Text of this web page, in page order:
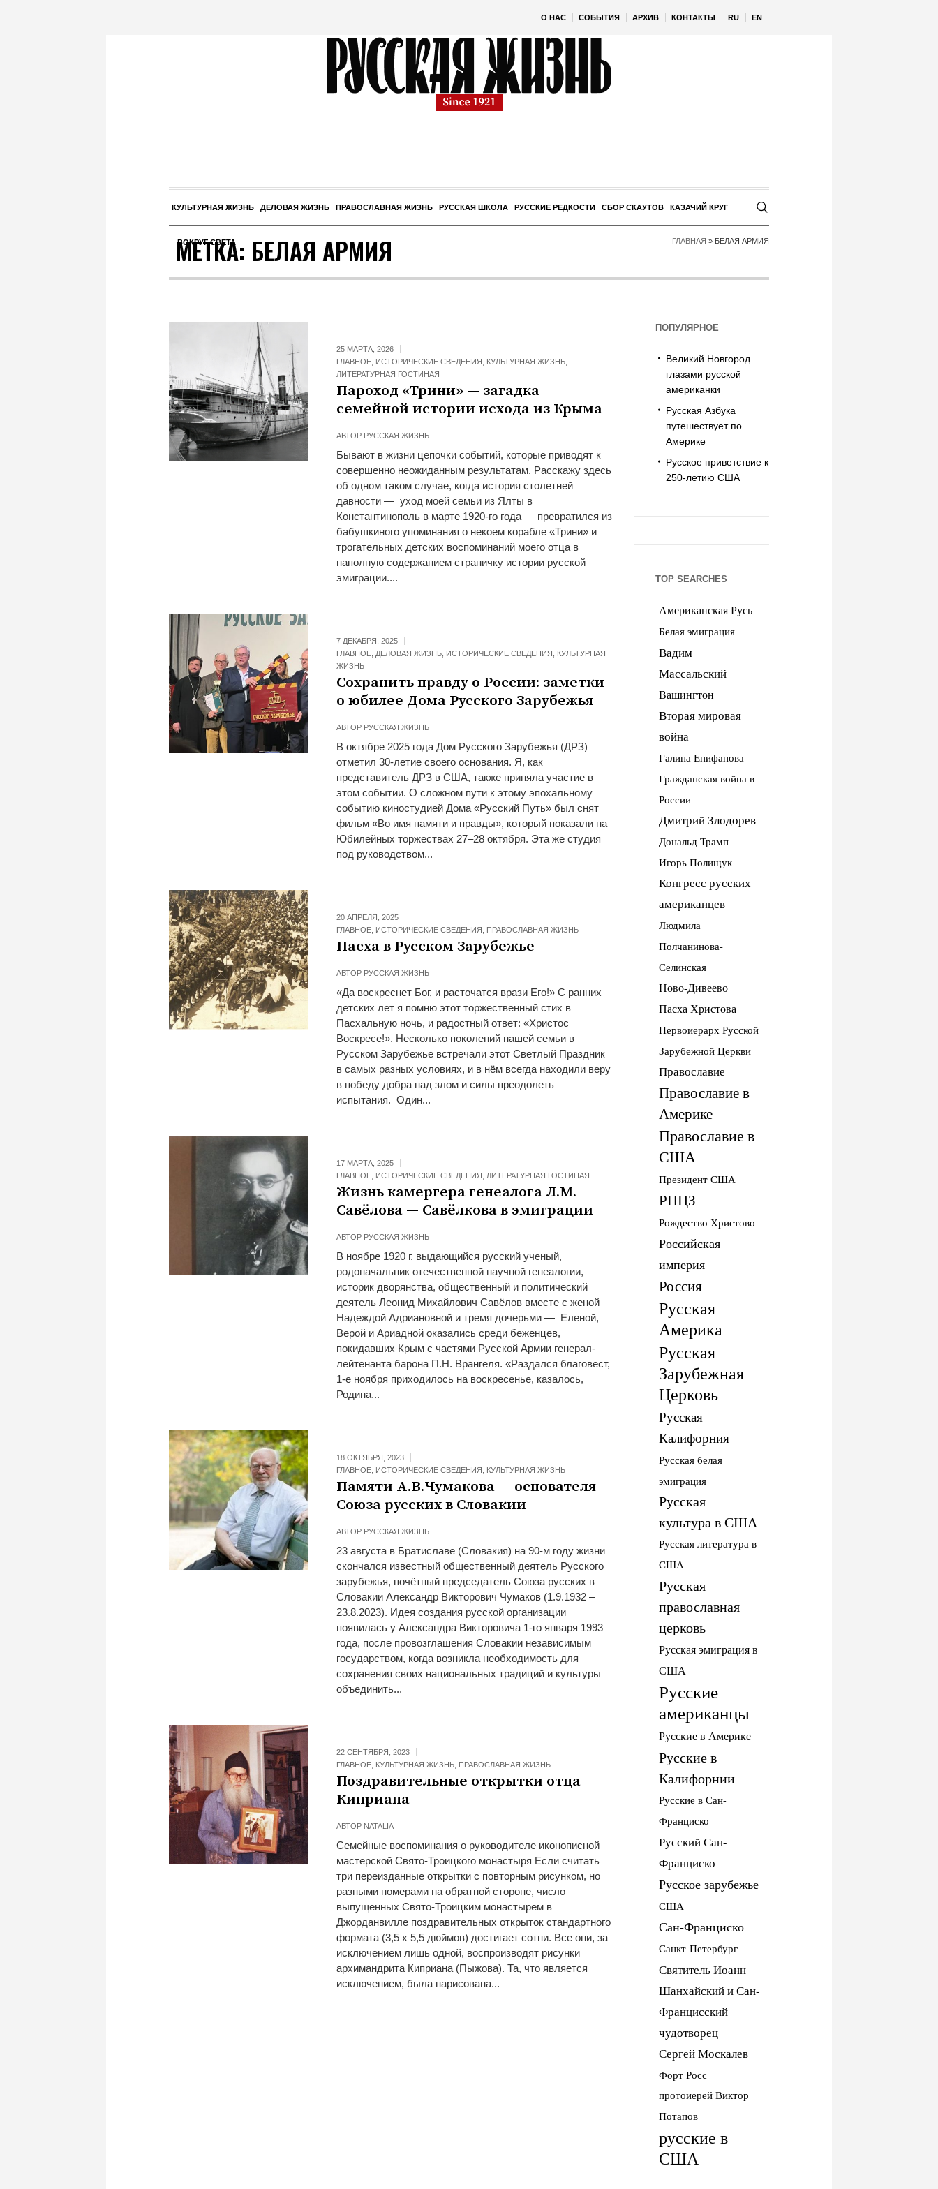
О НАС СОБЫТИЯ АРХИВ КОНТАКТЫ RU EN
КУЛЬТУРНАЯ ЖИЗНЬ ДЕЛОВАЯ ЖИЗНЬ ПРАВОСЛАВНАЯ ЖИЗНЬ РУССКАЯ ШКОЛА РУССКИЕ РЕДКОСТИ СБОР СКАУТОВ КАЗАЧИЙ КРУГ
ВОКРУГ СВЕТА
МЕТКА: БЕЛАЯ АРМИЯ ГЛАВНАЯ » БЕЛАЯ АРМИЯ
25 МАРТА, 2026
ГЛАВНОЕ, ИСТОРИЧЕСКИЕ СВЕДЕНИЯ КУЛЬТУРНАЯ ЖИЗНЬ,
ЛИТЕРАТУРНАЯ ГОСТИНАЯ
Пароход «Трини» — загадка
семейной истории исхода из Крыма
АВТОР РУССКАЯ ЖИЗНЬ
Бывают в жизни цепочки событий, которые приводят к
совершенно неожиданным результатам. Расскажу здесь
об одном таком случае, когда история столетней
давности — уход моей семьи из Ялты в
Константинополь в марте 1920-го года — превратился из
бабушкиного упоминания о некоем корабле «Трини» и
трогательных детских воспоминаний моего отца в
наполную содержанием страничку истории русской
эмиграции....
7 ДЕКАБРЯ, 2025
ГЛАВНОЕ, ДЕЛОВАЯ ЖИЗНЬ, ИСТОРИЧЕСКИЕ СВЕДЕНИЯ
КУЛЬТУРНАЯ
ЖИЗНЬ
Сохранить правду о России: заметки
о юбилее Дома Русского Зарубежья
АВТОР РУССКАЯ ЖИЗНЬ
В октябре 2025 года Дом Русского Зарубежья (ДРЗ)
отметил 30-летие своего основания. Я, как
представитель ДРЗ в США, также приняла участие в
этом событии. О сложном пути к этому эпохальному
событию киностудией Дома «Русский Путь» был снят
фильм «Во имя памяти и правды», который показали на
Юбилейных торжествах 27–28 октября. Эта же студия
под руководством...
20 АПРЕЛЯ, 2025
ГЛАВНОЕ, ИСТОРИЧЕСКИЕ СВЕДЕНИЯ ПРАВОСЛАВНАЯ ЖИЗНЬ
Пасха в Русском Зарубежье
АВТОР РУССКАЯ ЖИЗНЬ
«Да воскреснет Бог, и расточатся врази Его!» С ранних
детских лет я помню этот торжественный стих в
Пасхальную ночь, и радостный ответ: «Христос
Воскресе!». Несколько поколений нашей семьи в
Русском Зарубежье встречали этот Светлый Праздник
в самых разных условиях, и в нём всегда находили веру
в победу добра над злом и силы преодолеть
испытания. Один...
17 МАРТА, 2025
ГЛАВНОЕ, ИСТОРИЧЕСКИЕ СВЕДЕНИЯ ЛИТЕРАТУРНАЯ ГОСТИНАЯ
Жизнь камергера генеалога Л.М.
Савёлова — Савёлкова в эмиграции
АВТОР РУССКАЯ ЖИЗНЬ
В ноябре 1920 г. выдающийся русский ученый,
родоначальник отечественной научной генеалогии,
историк дворянства, общественный и политический
деятель Леонид Михайлович Савёлов вместе с женой
Надеждой Адриановной и тремя дочерьми — Еленой,
Верой и Ариадной оказались среди беженцев,
покидавших Крым с частями Русской Армии генерал-
лейтенанта барона П.Н. Врангеля. «Раздался благовест,
1-е ноября приходилось на воскресенье, казалось,
Родина...
18 ОКТЯБРЯ, 2023
ГЛАВНОЕ, ИСТОРИЧЕСКИЕ СВЕДЕНИЯ КУЛЬТУРНАЯ ЖИЗНЬ
Памяти А.В.Чумакова — основателя
Союза русских в Словакии
АВТОР РУССКАЯ ЖИЗНЬ
23 августа в Братиславе (Словакия) на 90-м году жизни
скончался известный общественный деятель Русского
зарубежья, почётный председатель Союза русских в
Словакии Александр Викторович Чумаков (1.9.1932 –
23.8.2023). Идея создания русской организации
появилась у Александра Викторовича 1-го января 1993
года, после провозглашения Словакии независимым
государством, когда возникла необходимость для
сохранения своих национальных традиций и культуры
объединить...
22 СЕНТЯБРЯ, 2023
ГЛАВНОЕ, КУЛЬТУРНАЯ ЖИЗНЬ, ПРАВОСЛАВНАЯ ЖИЗНЬ
Поздравительные открытки отца
Киприана
АВТОР NATALIA
Семейные воспоминания о руководителе иконописной
мастерской Свято-Троицкого монастыря Если считать
три переизданные открытки с повторным рисунком, но
разными номерами на обратной стороне, число
выпущенных Свято-Троицким монастырем в
Джорданвилле поздравительных открыток стандартного
формата (3,5 х 5,5 дюймов) достигает сотни. Все они, за
исключением лишь одной, воспроизводят рисунки
архимандрита Киприана (Пыжова). Та, что является
исключением, была нарисована...
ПОПУЛЯРНОЕ
Великий Новгород
глазами русской
американки
Русская Азбука
путешествует по
Америке
Русское приветствие к
250-летию США
TOP SEARCHES
Американская Русь
Белая эмиграция
Вадим
Массальский
Вашингтон
Вторая мировая
война
Галина Епифанова
Гражданская война в
России
Дмитрий Злодорев
Дональд Трамп
Игорь Полищук
Конгресс русских
американцев
Людмила
Полчанинова-
Селинская
Ново-Дивеево
Пасха Христова
Первоиерарх Русской
Зарубежной Церкви
Православие
Православие в
Америке
Православие в
США
Президент США
РПЦЗ
Рождество Христово
Российская
империя
Россия
Русская
Америка
Русская
Зарубежная
Церковь
Русская
Калифорния
Русская белая
эмиграция
Русская
культура в США
Русская литература в
США
Русская
православная
церковь
Русская эмиграция в
США
Русские
американцы
Русские в Америке
Русские в
Калифорнии
Русские в Сан-
Франциско
Русский Сан-
Франциско
Русское зарубежье
США
Сан-Франциско
Санкт-Петербург
Святитель Иоанн
Шанхайский и Сан-
Францисский
чудотворец
Сергей Москалев
Форт Росс
протоиерей Виктор
Потапов
русские в
США